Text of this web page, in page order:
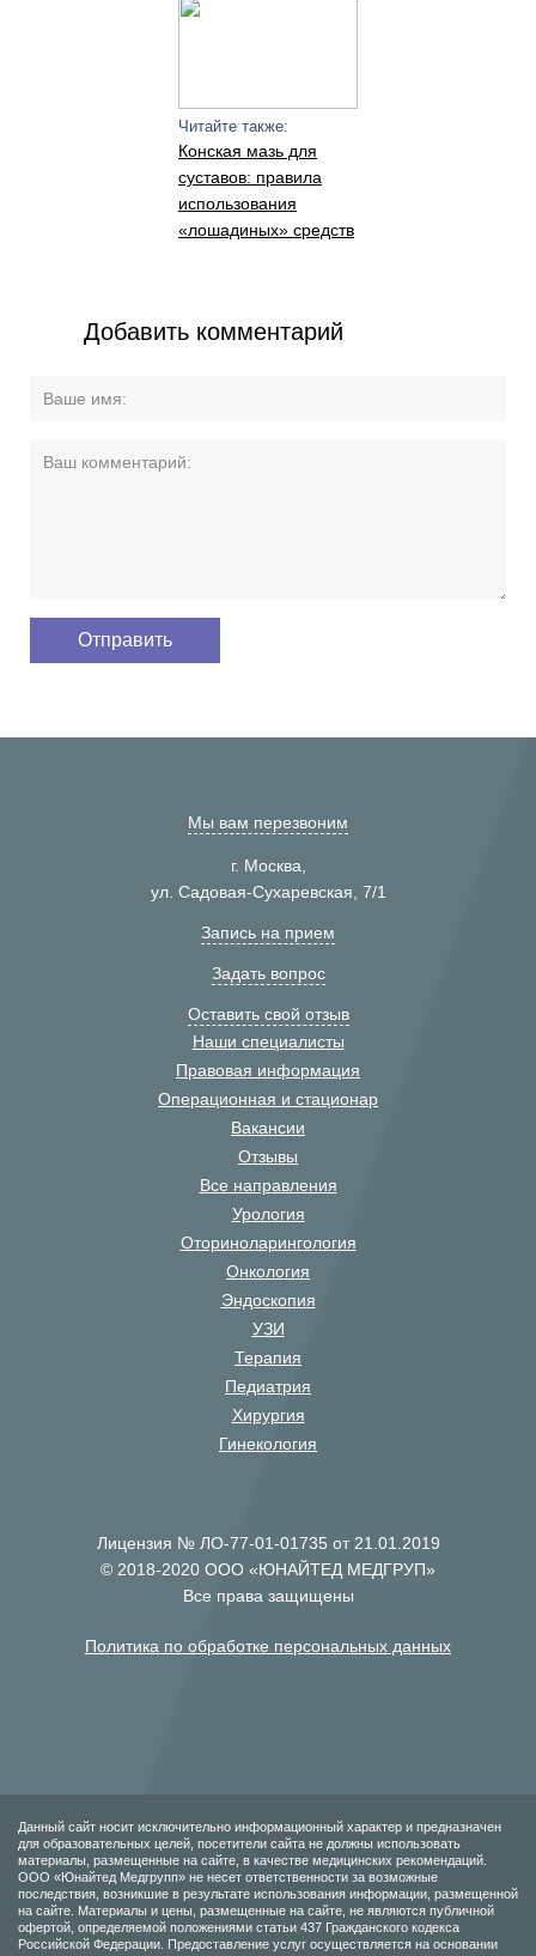
Читайте также:
Конская мазь для
суставов: правила
использования
«лошадиных» средств
Добавить комментарий
Мы вам перезвоним
г. Москва,
ул. Садовая-Сухаревская, 7/1
Запись на прием
Задать вопрос
Оставить свой отзыв
Наши специалисты
Правовая информация
Операционная и стационар
Вакансии
Отзывы
Все направления
Урология
Оториноларингология
Онкология
Эндоскопия
УЗИ
Терапия
Педиатрия
Хирургия
Гинекология
Лицензия № ЛО-77-01-01735 от 21.01.2019
© 2018-2020 ООО «ЮНАЙТЕД МЕДГРУП»
Все права защищены
Политика по обработке персональных данных
Данный сайт носит исключительно информационный характер и предназначен
для образовательных целей, посетители сайта не должны использовать
материалы, размещенные на сайте, в качестве медицинских рекомендаций.
ООО «Юнайтед Медгрупп» не несет ответственности за возможные
последствия, возникшие в результате использования информации, размещенной
на сайте. Материалы и цены, размещенные на сайте, не являются публичной
офертой, определяемой положениями статьи 437 Гражданского кодекса
Российской Федерации. Предоставление услуг осуществляется на основании